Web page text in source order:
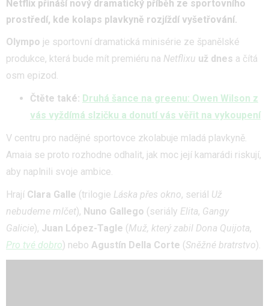
Netflix přináší nový dramatický příběh ze sportovního
prostředí, kde kolaps plavkyně rozjíždí vyšetřování.
Olympo je sportovní dramatická minisérie ze španělské
produkce, která bude mít premiéru na Netflixu už dnes a čítá
osm epizod.
Čtěte také: Druhá šance na greenu: Owen Wilson z
vás vyždímá slzičku a donutí vás věřit na vykoupení
V centru pro nadějné sportovce zkolabuje mladá plavkyně.
Amaia se proto rozhodne odhalit, jak moc její kamarádi riskují,
aby naplnili svoje ambice.
Hrají Clara Galle (trilogie Láska přes okno, seriál Už
nebudeme mlčet), Nuno Gallego (seriály Elita, Gangy
Galicie), Juan López-Tagle (Muž, který zabil Dona Quijota,
Pro tvé dobro) nebo Agustín Della Corte (Sněžné bratrstvo).